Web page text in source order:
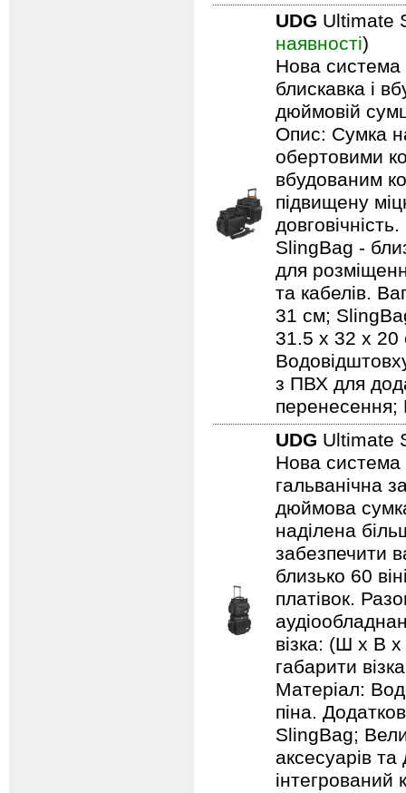
UDG Ultimate
наявності)
Нова система
блискавка і
дюймовій
Опис: Сумка
обертовими
вбудованим
підвищену
SlingBag -
для
та кабелів.
31 см;
31.5 x 32 x 20
з ПВХ для
перенесення;
UDG Ultimate
Нова система
гальванічна
дюймова
наділена
забезпечити
близько 60
платівок.
візка: (Ш х В
габарити
Матеріал:
піна.
SlingBag;
аксесуарів та
інтегрований